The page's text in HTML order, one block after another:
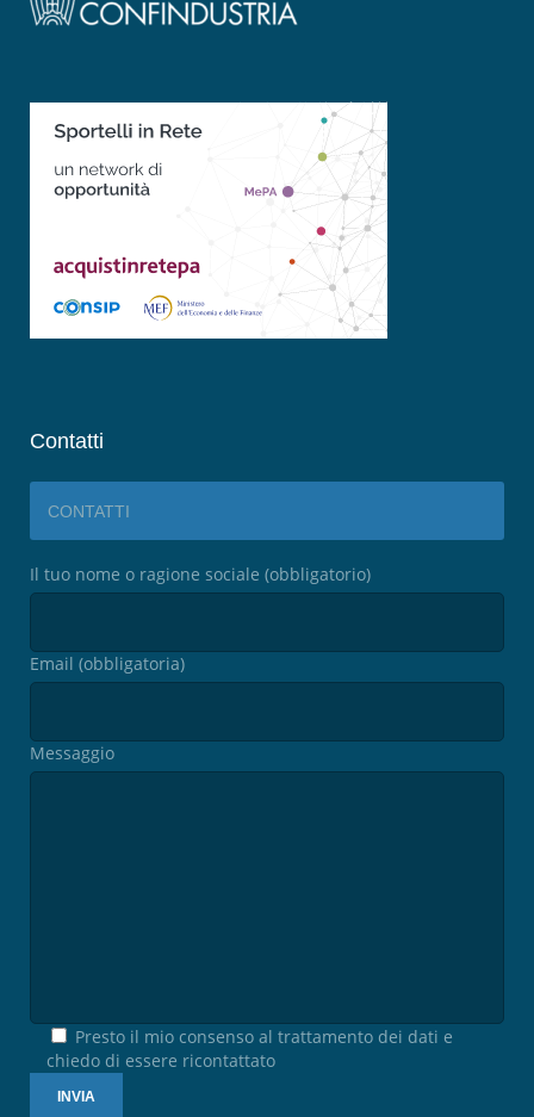
Contatti
CONTATTI
Il tuo nome o ragione sociale (obbligatorio)
Email (obbligatoria)
Messaggio
Presto il mio consenso al trattamento dei dati e
chiedo di essere ricontattato